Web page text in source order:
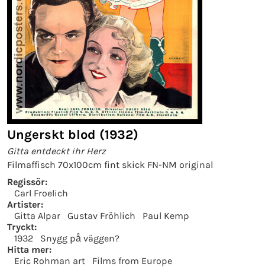
Ungerskt blod (1932)
Gitta entdeckt ihr Herz
Filmaffisch 70x100cm fint skick FN-NM original
Regissör:
Carl Froelich
Artister:
Gitta Alpar
Gustav Fröhlich
Paul Kemp
Tryckt:
1932
Snygg på väggen?
Hitta mer:
Eric Rohman art
Films from Europe